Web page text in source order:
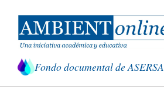
contenido
Fondo documental de ASERSA